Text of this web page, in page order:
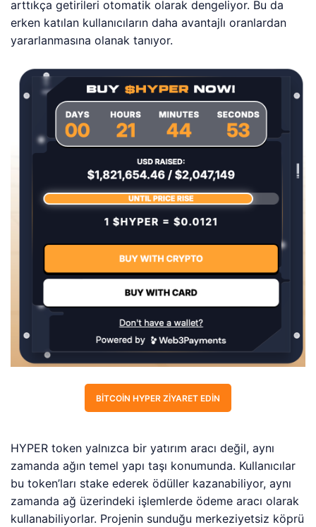
arttıkça getirileri otomatik olarak dengeliyor. Bu da
erken katılan kullanıcıların daha avantajlı oranlardan
yararlanmasına olanak tanıyor.
BITCOIN HYPER ZIYARET EDIN
HYPER token yalnızca bir yatırım aracı değil, aynı
zamanda ağın temel yapı taşı konumunda. Kullanıcılar
bu token’ları stake ederek ödüller kazanabiliyor, aynı
zamanda ağ üzerindeki işlemlerde ödeme aracı olarak
kullanabiliyorlar. Projenin sunduğu merkeziyetsiz köprü